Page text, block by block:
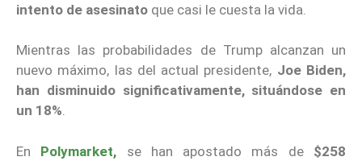
intento de asesinato que casi le cuesta la vida.
Mientras las probabilidades de Trump alcanzan un
nuevo máximo, las del actual presidente, Joe Biden,
han disminuido significativamente, situándose en
un 18%.
En Polymarket, se han apostado más de $258